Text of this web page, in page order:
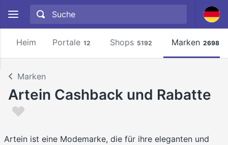
Heim Portale 12 Shops 5192 Marken 2698
Marken
Artein Cashback und Rabatte
Artein ist eine Modemarke, die für ihre eleganten und